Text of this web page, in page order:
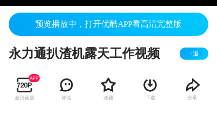
预览播放中，打开优酷APP看高清完整版
永力通扒渣机露天工作视频 +追
超清画质 评论 收藏 下载 分享